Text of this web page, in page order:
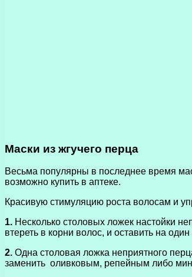
Маски из жгучего перца
Весьма популярны в последнее время
возможно купить в аптеке.
Красивую стимуляцию роста волосам и
1. Несколько столовых ложек настойки
втереть в корни волос, и оставить на
2. Одна столовая ложка неприятного
заменить оливковым, репейным либо